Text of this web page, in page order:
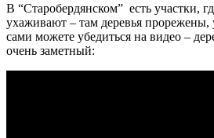
В “Старобердянском” есть участки,
ухаживают – там деревья
сами можете убедиться на видео –
очень заметный: